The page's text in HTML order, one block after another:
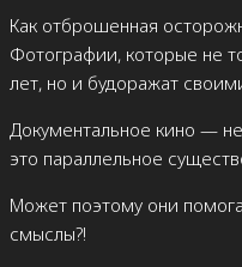
Как отброшенная
Фотографии, которые не
лет, но и будоражат
Документальное кино —
это параллельное
Может поэтому они
смыслы?!